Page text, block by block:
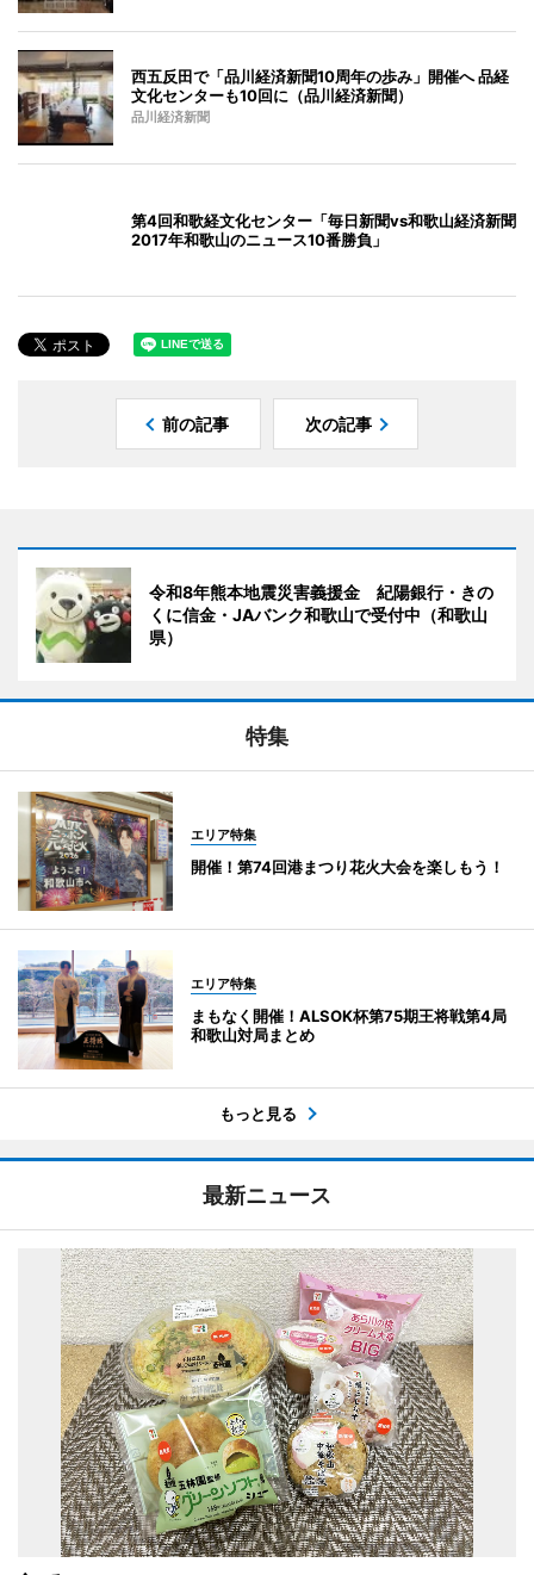
西五反田で「品川経済新聞10周年の歩み」開催へ 品経
文化センターも10回に（品川経済新聞）
品川経済新聞
第4回和歌経文化センター「毎日新聞vs和歌山経済新聞
2017年和歌山のニュース10番勝負」
前の記事 次の記事
令和8年熊本地震災害義援金 紀陽銀行・きの
くに信金・JAバンク和歌山で受付中（和歌山
県）
特集
エリア特集
開催！第74回港まつり花火大会を楽しもう！
エリア特集
まもなく開催！ALSOK杯第75期王将戦第4局
和歌山対局まとめ
もっと見る
最新ニュース